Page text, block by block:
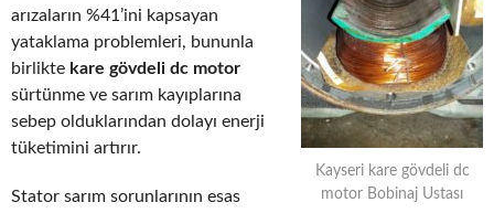
Kayseri kare gövdeli dc
motor Bobinaj Ustası
arızaların %41’ini kapsayan
yataklama problemleri, bununla
birlikte kare gövdeli dc motor
sürtünme ve sarım kayıplarına
sebep olduklarından dolayı enerji
tüketimini artırır.
Stator sarım sorunlarının esas